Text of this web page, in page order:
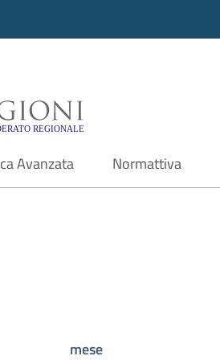
- Motore
Avanzata Normattiva
mese